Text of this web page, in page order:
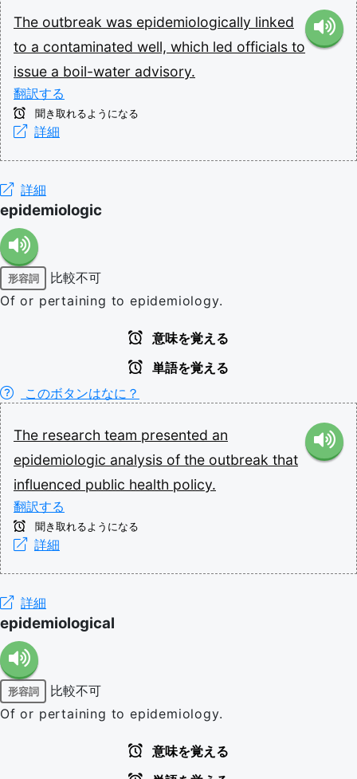
The outbreak was epidemiologically linked
to a contaminated well, which led officials to
issue a boil-water advisory.
翻訳する
聞き取れるようになる
詳細
詳細
epidemiologic
形容詞
比較不可
Of or pertaining to epidemiology.
意味を覚える
単語を覚える
このボタンはなに？
The research team presented an
epidemiologic analysis of the outbreak that
influenced public health policy.
翻訳する
聞き取れるようになる
詳細
詳細
epidemiological
形容詞
比較不可
Of or pertaining to epidemiology.
意味を覚える